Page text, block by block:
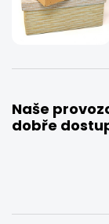
Naše
dobře